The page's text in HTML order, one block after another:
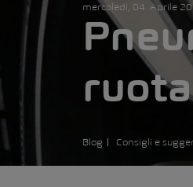
mercoledì, 04. Aprile
Blog Consigli e